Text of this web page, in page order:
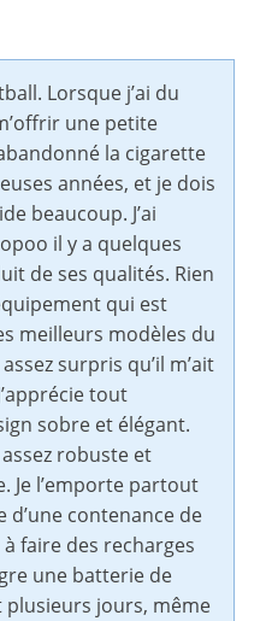
Lorsque j’ai du
une petite
la cigarette
années, et je dois
beaucoup. J’ai
il y a quelques
de ses qualités. Rien
qui est
meilleurs modèles du
surpris qu’il m’ait
tout
sobre et élégant.
robuste et
Je l’emporte partout
d’une contenance de
à faire des recharges
une batterie de
jours, même